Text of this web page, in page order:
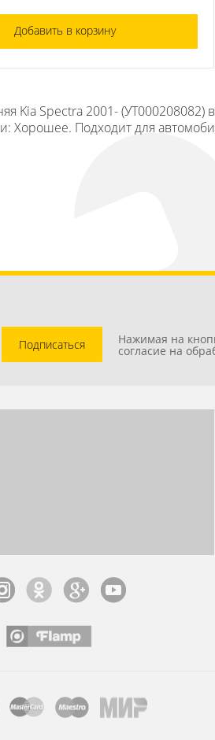
Добавить в корзину
Kia Spectra 2001- (УТ000208082)
Хорошее. Подходит для
Подписаться Нажимая на
согласие на